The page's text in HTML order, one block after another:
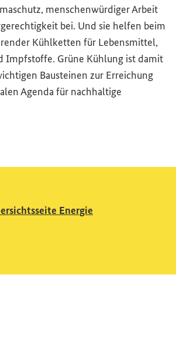
menschenwürdiger Arbeit
bei. Und sie helfen beim
Kühlketten für Lebensmittel,
Impfstoffe. Grüne Kühlung ist damit
Bausteinen zur Erreichung
Agenda für nachhaltige
Eintrag zum Begriff aufrufen)
Energie